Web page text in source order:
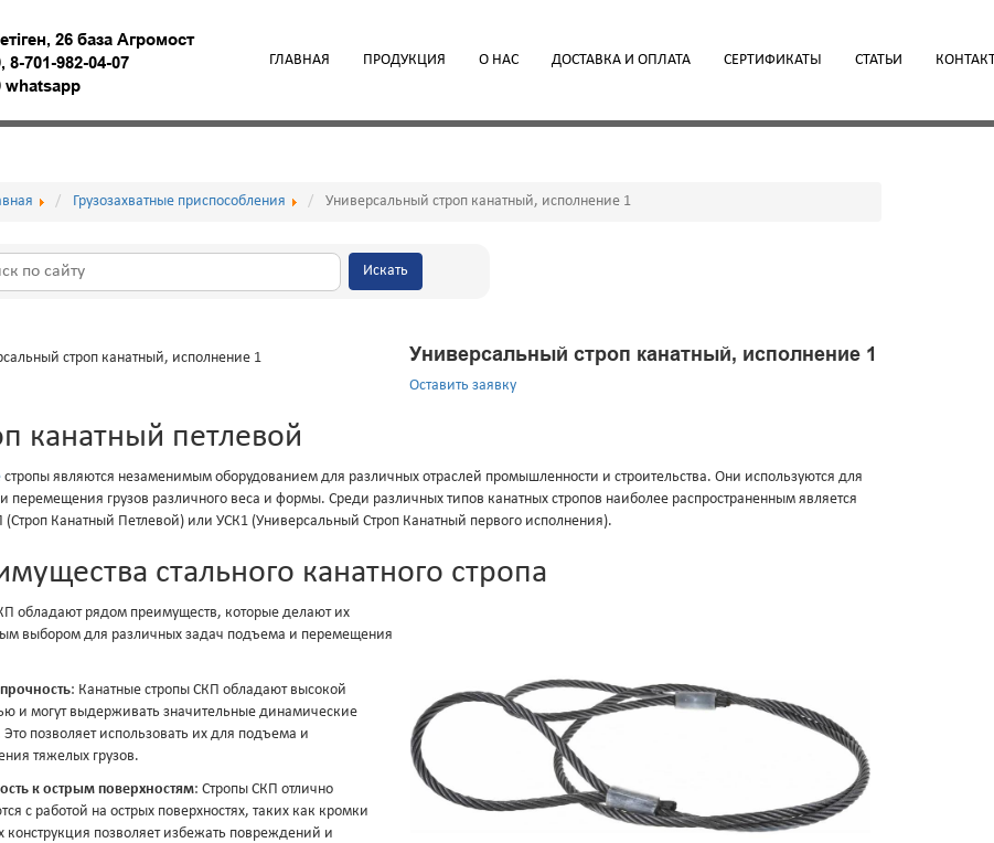
26 база Агромост
, 8-701-982-04-07
whatsapp
ГЛАВНАЯ ПРОДУКЦИЯ О НАС ДОСТАВКА И ОПЛАТА СЕРТИФИКАТЫ СТАТЬИ
Грузозахватные приспособления Универсальный строп канатный, исполнение 1
Искать
Универсальный строп канатный, исполнение 1
Оставить заявку
канатный петлевой
стропы являются незаменимым оборудованием для различных отраслей промышленности и строительства. Они используются для
перемещения грузов различного веса и формы. Среди различных типов канатных стропов наиболее распространенным является
(Строп Канатный Петлевой) или УСК1 (Универсальный Строп Канатный первого исполнения).
стального канатного стропа
обладают рядом преимуществ, которые делают их
выбором для различных задач подъема и перемещения
: Канатные стропы СКП обладают высокой
и могут выдерживать значительные динамические
Это позволяет использовать их для подъема и
тяжелых грузов.
к острым поверхностям: Стропы СКП отлично
с работой на острых поверхностях, таких как кромки
конструкция позволяет избежать повреждений и